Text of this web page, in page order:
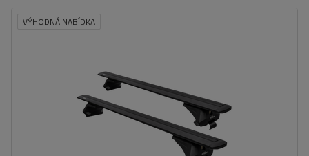
VÝHODNÁ NABÍDKA